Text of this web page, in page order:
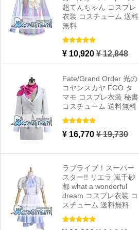
超てんちゃん コスプレ
衣装 コスチューム 送料
無料
¥ 10,920 ¥ 12,848
Fate/Grand Order 光の
コヤンスカヤ FGO タ
マモ コスプレ衣装 秘書
コスチューム 送料無料
¥ 16,770 ¥ 19,730
ラブライブ！スーパー
スター!! リエラ 嵐千砂
都 what a wonderful
dream コスプレ衣装 コ
スチューム 送料無料